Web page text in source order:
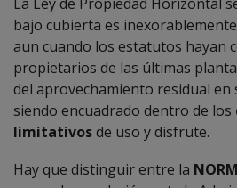
bajo cubierta es
aun cuando los estatutos hayan
propietarios de las últimas
del aprovechamiento residual en
siendo encuadrado dentro de los
limitativosde uso y disfrute.
Hay que distinguir entre la